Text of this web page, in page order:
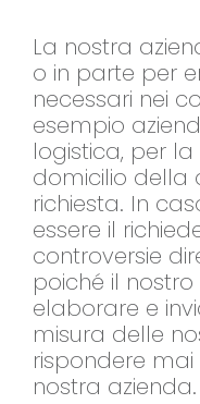
La nostra
o in parte per
necessari nei
esempio
logistica, per
domicilio della
richiesta. In
essere il
controversie
poiché il
elaborare e
misura delle
rispondere
nostra azienda.